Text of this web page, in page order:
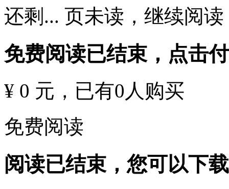
还剩 ... 页未读， 继续阅读
免费阅读已结束，点击
¥ 0 元 ，已有0 人购买
免费阅读
阅读已结束，您可以下